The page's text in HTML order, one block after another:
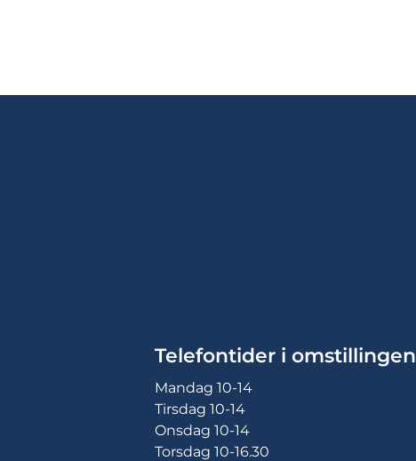
Telefontider i omstillingen
Mandag 10-14
Tirsdag 10-14
Onsdag 10-14
Torsdag 10-16.30